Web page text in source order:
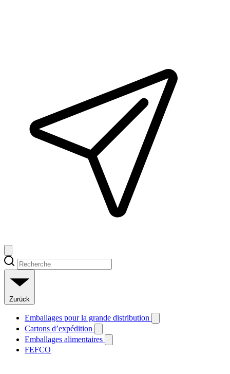
Zurück
Emballages pour la grande distribution
Cartons d’expédition
Emballages alimentaires
FEFCO